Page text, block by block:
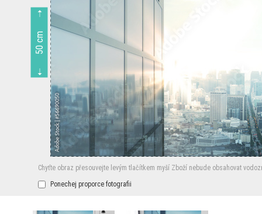
50 cm
Chyťte obraz přesouvejte levým tlačítkem myší Zboží nebude obsahovat
Ponechej proporce fotografii